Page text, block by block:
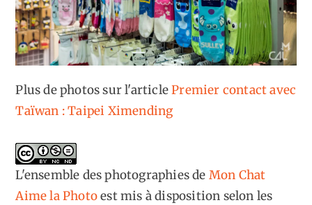
Plus de photos sur l'articlePremier contact avec
Taïwan : Taipei Ximending
L'ensemble des photographiesde Mon Chat
Aime la Photoest mis à disposition selon les